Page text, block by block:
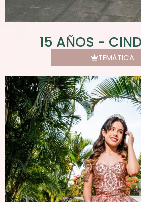
15 AÑOS -
TEMÁTICA